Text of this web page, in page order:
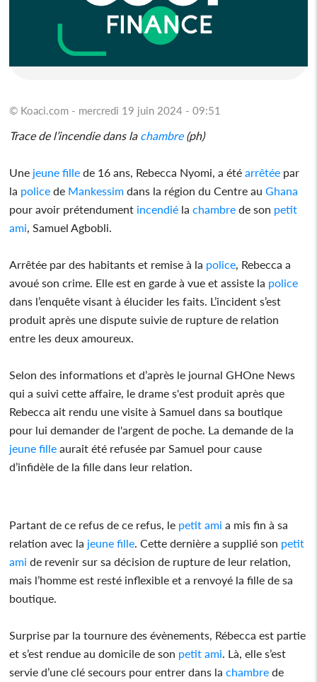
© Koaci.com - mercredi 19 juin 2024 - 09:51
Trace de l’incendie dans lachambre(ph)
Une jeune fille de 16 ans, Rebecca Nyomi, a été arrêtée par
la police de Mankessim dans la région du Centre auGhana
pour avoir prétendument incendié la chambre de son petit
ami , Samuel Agbobli.
Arrêtée par des habitants et remise à la police , Rebecca a
avoué son crime. Elle est en garde à vue et assiste la police
dans l’enquête visant à élucider les faits. L’incident s’est
produit après une dispute suivie de rupture de relation
entre les deux amoureux.
Selon des informations et d’après le journal GHOne News
qui a suivi cette affaire, le drame s'est produit après que
Rebecca ait rendu une visite à Samuel dans sa boutique
pour lui demander de l'argent de poche. La demande de la
jeune fille aurait été refusée par Samuel pour cause
d’infidèle de la fille dans leur relation.
Partant de ce refus de ce refus, le petit ami a mis fin à sa
relation avec la jeune fille . Cette dernière a supplié son petit
ami de revenir sur sa décision de rupture de leur relation,
mais l’homme est resté inflexible et a renvoyé la fille de sa
boutique.
Surprise par la tournure des évènements, Rébecca est partie
et s’est rendue au domicile de son petit ami . Là, elle s’est
servie d’une clé secours pour entrer dans la chambre de